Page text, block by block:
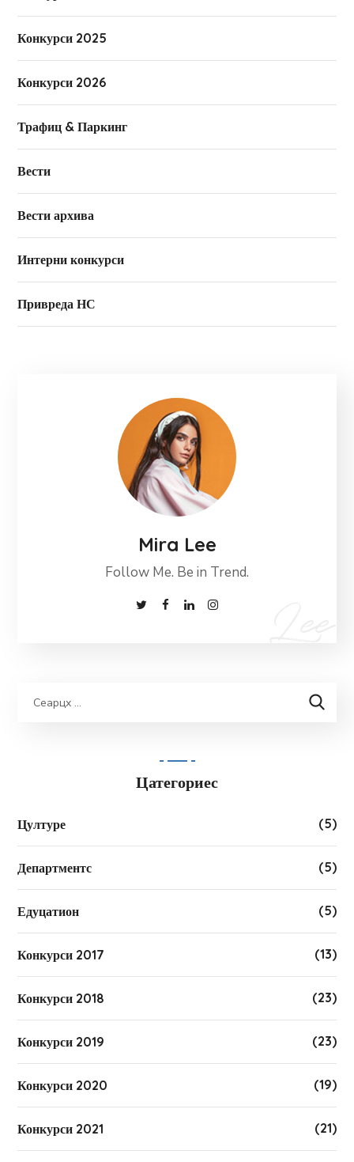
Конкурси 2025
Конкурси 2026
Трафиц & Паркинг
Вести
Вести архива
Интерни конкурси
Привреда НС
Mira Lee
Follow Me. Be in Trend.
Цатегориес
Цултуре (5)
Департментс (5)
Едуцатион (5)
Конкурси 2017 (13)
Конкурси 2018 (23)
Конкурси 2019 (23)
Конкурси 2020 (19)
Конкурси 2021 (21)